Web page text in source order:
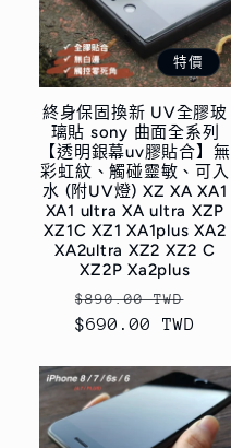
特價
終身保固換新 UV全膠玻
璃貼 sony 曲面全系列
【透明銀幕uv膠貼合】無
彩虹紋、觸碰靈敏、可入
水 (附UV燈) XZ XA XA1
XA1 ultra XA ultra XZP
XZ1C XZ1 XA1plus XA2
XA2ultra XZ2 XZ2 C
XZ2P Xa2plus
定
價
$890.00 TWD
$690.00 TWD